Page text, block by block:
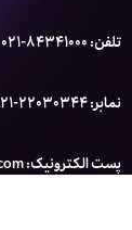
تلفن: 84341000-021
نمابر: 22030344-021
پست الکترونیک: info@novinib.com